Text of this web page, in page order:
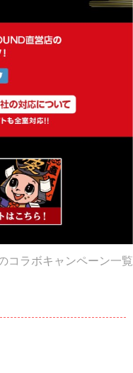
コラボキャンペーン一覧